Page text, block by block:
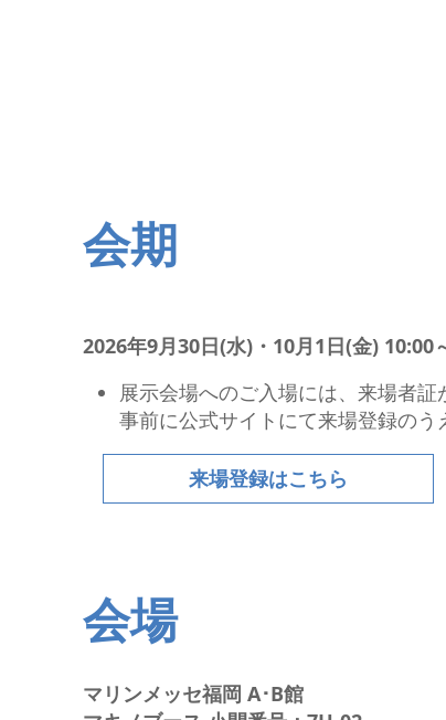
会期
2026年9月30日(水)・10月1日(金) 10:00
展示会場へのご入場には、来場者証
事前に公式サイトにて来場登録のう
来場登録はこちら
会場
マリンメッセ福岡 A･B館